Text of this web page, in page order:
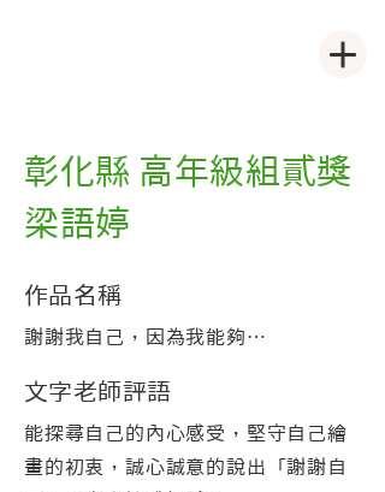
彰化縣 高年級組貳獎
梁語婷
作品名稱
謝謝我自己，因為我能夠…
文字老師評語
能探尋自己的內心感受，堅守自己繪
畫的初衷，誠心誠意的說出「謝謝自